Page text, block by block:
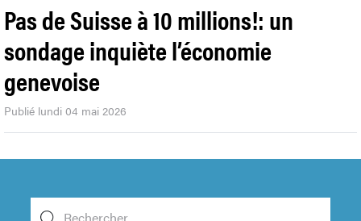
Pas de Suisse à 10 millions!: un
sondage inquiète l’économie
genevoise
Publié lundi 04 mai 2026